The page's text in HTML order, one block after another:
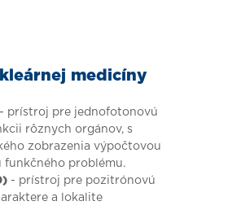
medicíny
- prístroj pre jednofotonovú
rôznych orgánov, s
zobrazenia výpočtovou
funkčného problému.
- prístroj pre pozitrónovú
a lokalite